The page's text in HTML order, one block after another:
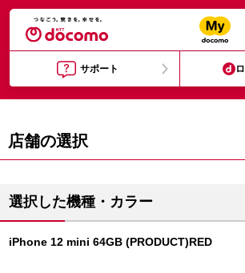
サポート
店舗の選択
選択した機種・カラー
iPhone 12 mini 64GB (PRODUCT)RED